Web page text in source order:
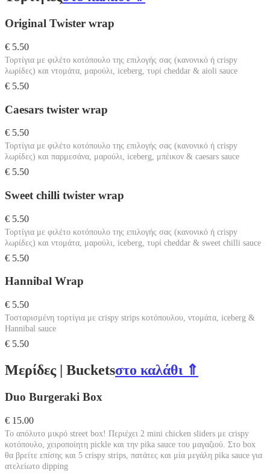
Original Twister wrap
€ 5.50
Τορτίγια με φιλέτο κοτόπουλο της επιλογής σας (κανονικό ή crispy
λωρίδες) και ντομάτα, μαρούλι, iceberg, τυρί cheddar & aioli sauce
€ 5.50
Caesars twister wrap
€ 5.50
Τορτίγια με φιλέτο κοτόπουλο της επιλογής σας (κανονικό ή crispy
λωρίδες) και παρμεσάνα, μαρούλι, iceberg, μπέικον & caesars sauce
€ 5.50
Sweet chilli twister wrap
€ 5.50
Τορτίγια με φιλέτο κοτόπουλο της επιλογής σας (κανονικό ή crispy
λωρίδες) και ντομάτα, μαρούλι, iceberg, τυρί cheddar & sweet chilli sauce
€ 5.50
Hannibal Wrap
€ 5.50
Τοσταρισμένη τορτίγια με crispy strips κοτόπουλου, ντομάτα, iceberg &
Hannibal sauce
€ 5.50
Μερίδες | Bucketsστο καλάθι ⇑
Duo Burgeraki Box
€ 15.00
Το απόλυτο μικρό street box! Περιέχει 2 mini chicken sliders με crispy
κοτόπουλο, χειροποίητη pickle και την pika sauce του μαγαζιού. Στο box
θα βρείτε επίσης και 5 crispy strips, πατάτες και μία μεγάλη pika sauce για
ατελείωτο dipping